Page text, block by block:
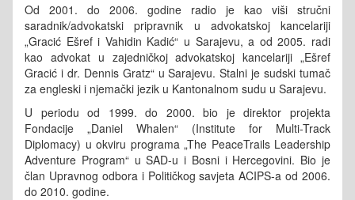
Od 2001. do 2006. godine radio je kao viši stručni
saradnik/advokatski pripravnik u advokatskoj kancelariji
„Gracić Ešref i Vahidin Kadić“ u Sarajevu, a od 2005. radi
kao advokat u zajedničkoj advokatskoj kancelariji „Ešref
Gracić i dr. Dennis Gratz“ u Sarajevu. Stalni je sudski tumač
za engleski i njemački jezik u Kantonalnom sudu u Sarajevu.
U periodu od 1999. do 2000. bio je direktor projekta
Fondacije „Daniel Whalen“ (Institute for Multi-Track
Diplomacy) u okviru programa „The PeaceTrails Leadership
Adventure Program“ u SAD-u i Bosni i Hercegovini. Bio je
član Upravnog odbora i Političkog savjeta ACIPS-a od 2006.
do 2010. godine.